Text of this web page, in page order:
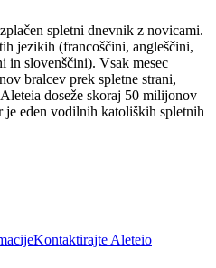
spletni dnevnik z novicami.
jezikih (francoščini, angleščini,
in slovenščini). Vsak mesec
bralcev prek spletne strani,
doseže skoraj 50 milijonov
je eden vodilnih katoliških spletnih
Kontaktirajte Aleteio